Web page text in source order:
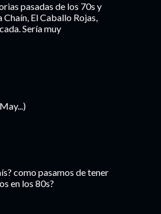
pasadas de los 70s y
El Caballo Rojas,
Sería muy
como pasamos de tener
en los 80s?